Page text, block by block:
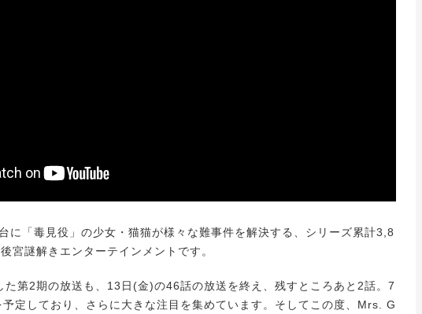
に「毒見役」の少女・猫猫が様々な難事件を解決する、シリーズ累計3,8
宮謎解きエンターテインメントです。
第2期の放送も、13日(金)の46話の放送を終え、残すところあと2話。7
定しており、さらに大きな注目を集めています。そしてこの度、Mrs. G